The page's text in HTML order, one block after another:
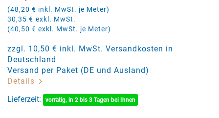
(48,20 € inkl. MwSt. je Meter)
30,35 € exkl. MwSt.
(40,50 € exkl. MwSt. je Meter)
zzgl. 10,50 € inkl. MwSt. Versandkosten in
Deutschland
Versand per Paket (DE und Ausland)
Details
Lieferzeit:
vorrätig, in 2 bis 3 Tagen bei Ihnen